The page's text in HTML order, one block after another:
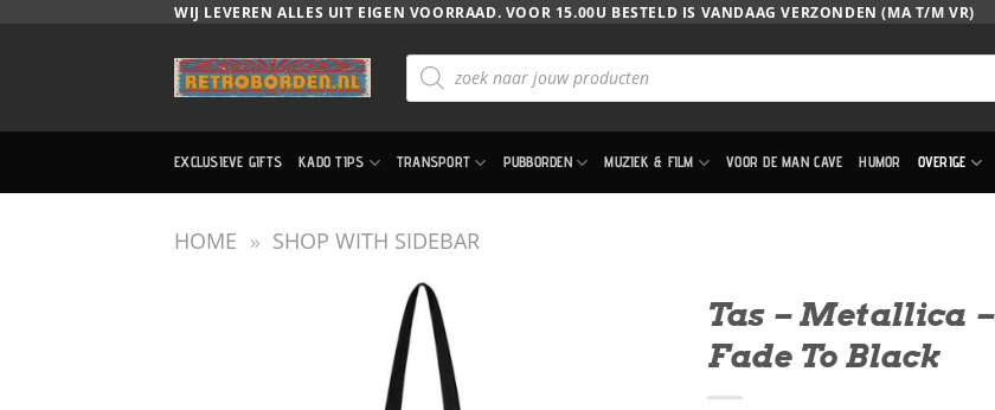
WIJ LEVEREN ALLES UIT EIGEN VOORRAAD. VOOR 15.00U BESTELD IS VANDAAG VERZONDEN (MA T/M VR)
Producten
zoeken
EXCLUSIEVE GIFTS KADO TIPS TRANSPORT PUBBORDEN MUZIEK & FILM VOOR DE MAN CAVE HUMOR OVERIGE
HOME » SHOP WITH SIDEBAR
Tas – Metallica –
Fade To Black